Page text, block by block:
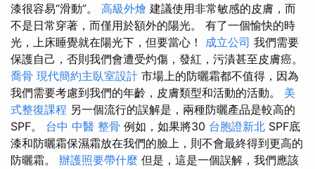
漆很容易“滑動”。 高級外燴 建議使用非常敏感的皮膚，而
不是日常穿著，而僅用於額外的陽光。 有了一個愉快的時
光，上床睡覺就在陽光下，但要當心！ 成立公司 我們需要
保護自己，否則我們會遭受灼傷，發紅，污漬甚至皮膚癌。
喬骨 現代簡約主臥室設計 市場上的防曬霜都不值得，因為
我們需要考慮到我們的年齡，皮膚類型和活動的活動。 美
式整復課程 另一個流行的誤解是，兩種防曬產品是較高的
SPF。 台中 中醫 整骨 例如，如果將30 台胞證新北 SPF底
漆和防曬霜保濕霜放在我們的臉上，則不會最終得到更高的
防曬霜。 辦護照要帶什麼 但是，這是一個誤解，我們應該